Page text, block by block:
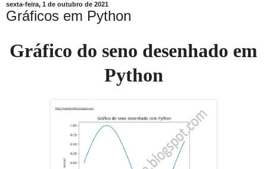
sexta-feira, 1 de outubro de 2021
Gráficos em Python
Gráfico do seno desenhado em
Python